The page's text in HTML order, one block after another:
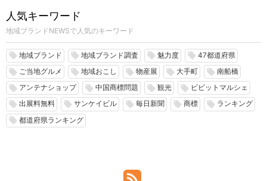
人気キーワード
地域ブランドNEWSで人気のキーワード
local_offer 地域ブランド local_offer 地域ブランド調査 local_offer 魅力度 local_offer 47都道府県
local_offer ご当地グルメ local_offer 地域おこし local_offer 物産展 local_offer 大手町 local_offer 南船橋
local_offer アンテナショップ local_offer 中国商標問題 local_offer 観光 local_offer ビビットマルシェ
local_offer 出展料無料 local_offer サンケイビル local_offer 毎日新聞 local_offer 商標 local_offer ランキング
local_offer 都道府県ランキング